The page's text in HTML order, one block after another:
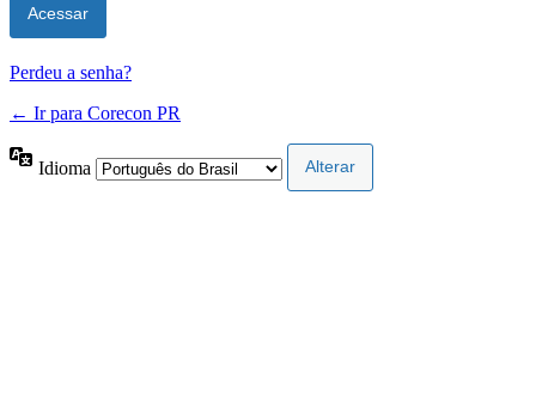
Perdeu a senha?
← Ir para Corecon PR
Idioma